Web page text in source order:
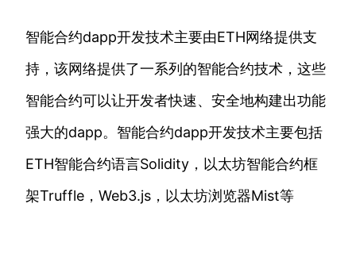
智能合约dapp开发技术主要由ETH网络提供支
持，该网络提供了一系列的智能合约技术，这些
智能合约可以让开发者快速、安全地构建出功能
强大的dapp。智能合约dapp开发技术主要包括
ETH智能合约语言Solidity，以太坊智能合约框
架Truffle，Web3.js，以太坊浏览器Mist等